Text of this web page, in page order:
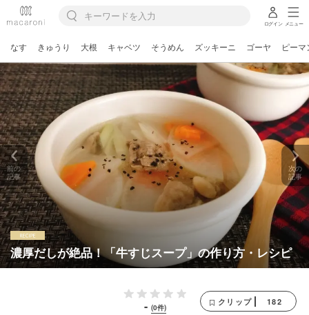
ログイン メニュー
なす きゅうり 大根 キャベツ そうめん ズッキーニ ゴーヤ ピーマ
濃厚だしが絶品！「牛すじスープ」の作り方・レシピ
前の
記事
次の
記事
- (0件)
クリップ 182